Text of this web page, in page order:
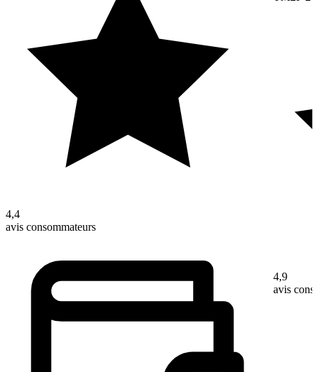
4,4
avis consommateurs
4,9
avis